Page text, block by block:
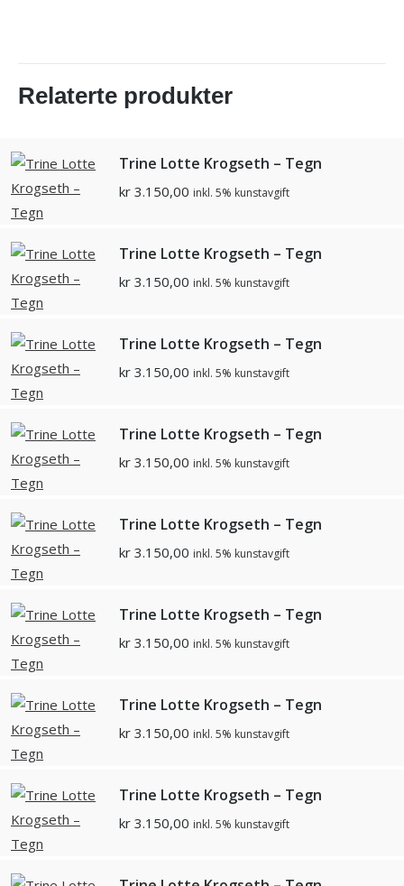
Relaterte produkter
Trine Lotte Krogseth – Tegn
kr 3.150,00 inkl. 5% kunstavgift
Trine Lotte Krogseth – Tegn
kr 3.150,00 inkl. 5% kunstavgift
Trine Lotte Krogseth – Tegn
kr 3.150,00 inkl. 5% kunstavgift
Trine Lotte Krogseth – Tegn
kr 3.150,00 inkl. 5% kunstavgift
Trine Lotte Krogseth – Tegn
kr 3.150,00 inkl. 5% kunstavgift
Trine Lotte Krogseth – Tegn
kr 3.150,00 inkl. 5% kunstavgift
Trine Lotte Krogseth – Tegn
kr 3.150,00 inkl. 5% kunstavgift
Trine Lotte Krogseth – Tegn
kr 3.150,00 inkl. 5% kunstavgift